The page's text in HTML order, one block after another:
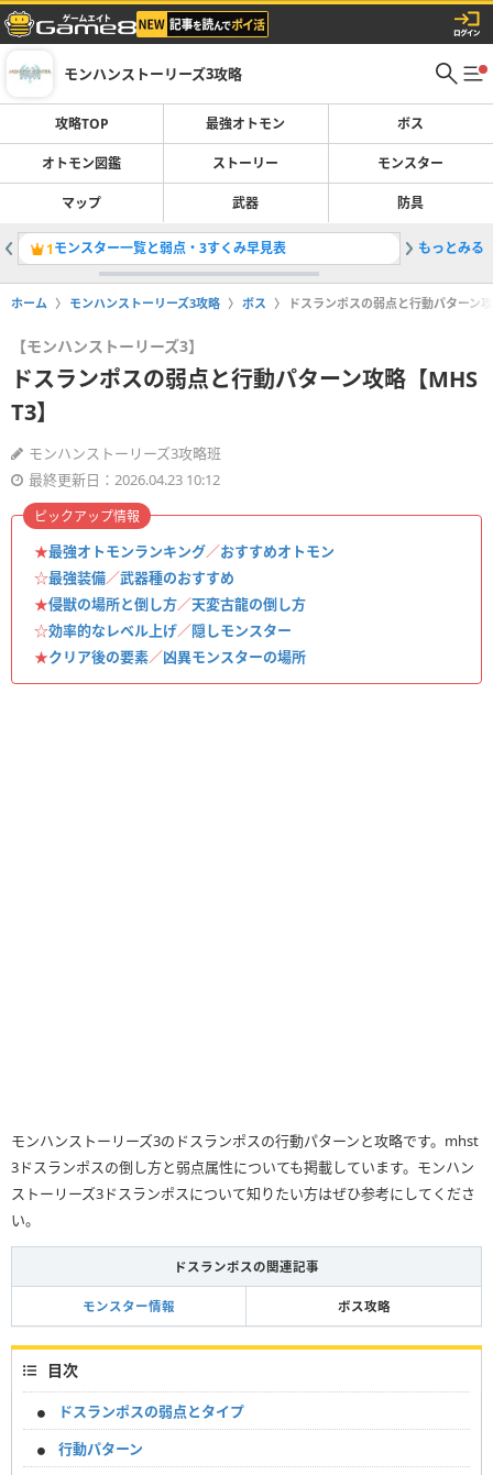
モンハンストーリーズ3攻略
攻略TOP 最強オトモン ボス
オトモン図鑑 ストーリー モンスター
マップ 武器 防具
1モンスター一覧と弱点・3すくみ早見表 2大蝕龍
もっとみる
ホーム モンハンストーリーズ3攻略 ボス ドスランポスの弱点と行動パターン
【モンハンストーリーズ3】
ドスランポスの弱点と行動パターン攻略【MHS
T3】
モンハンストーリーズ3攻略班
最終更新日：2026.04.23 10:12
★最強オトモンランキング／おすすめオトモン
☆最強装備／武器種のおすすめ
★侵獣の場所と倒し方／天変古龍の倒し方
☆効率的なレベル上げ／隠しモンスター
★クリア後の要素／凶異モンスターの場所
ピックアップ情報
モンハンストーリーズ3のドスランポスの行動パターンと攻略です。mhst
3ドスランポスの倒し方と弱点属性についても掲載しています。モンハン
ストーリーズ3ドスランポスについて知りたい方はぜひ参考にしてくださ
い。
ドスランポスの関連記事
モンスター情報 ボス攻略
目次
ドスランポスの弱点とタイプ
行動パターン